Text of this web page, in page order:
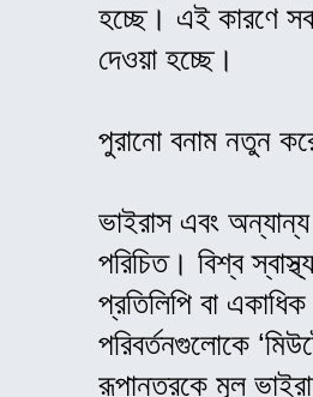
হচ্ছে। এই কারণে
দেওয়া হচ্ছে।
পুরানো বনাম নতুন
ভাইরাস এবং
পরিচিত। বিশ্ব
প্রতিলিপি বা
পরিবর্তনগুলোকে
রূপান্তরকে মূল